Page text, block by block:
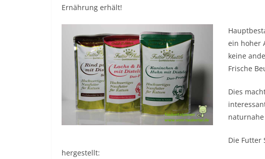
Ernährung erhält!
ein hoher
keine
Frische
Dies
Die Futter
hergestellt: